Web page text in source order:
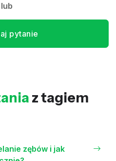
lub
pytanie
z tagiem
zębów i jak